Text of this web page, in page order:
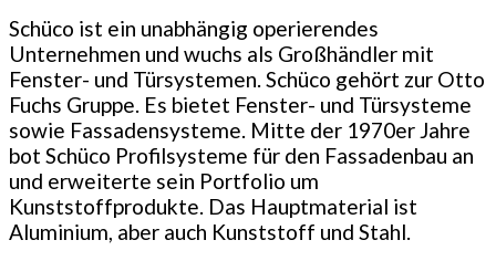
Schüco ist ein unabhängig operierendes
Unternehmen und wuchs als Großhändler mit
Fenster- und Türsystemen. Schüco gehört zur Otto
Fuchs Gruppe. Es bietet Fenster- und Türsysteme
sowie Fassadensysteme. Mitte der 1970er Jahre
bot Schüco Profilsysteme für den Fassadenbau an
und erweiterte sein Portfolio um
Kunststoffprodukte. Das Hauptmaterial ist
Aluminium, aber auch Kunststoff und Stahl.